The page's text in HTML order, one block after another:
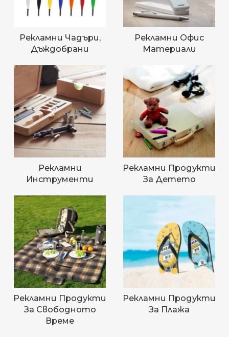
Рекламни Чадъри,
Дъждобрани
Рекламни Офис
Материали
Рекламни
Инструменти
Рекламни Продукти
За Детето
Рекламни Продукти
За Свободното
Време
Рекламни Продукти
За Плажа